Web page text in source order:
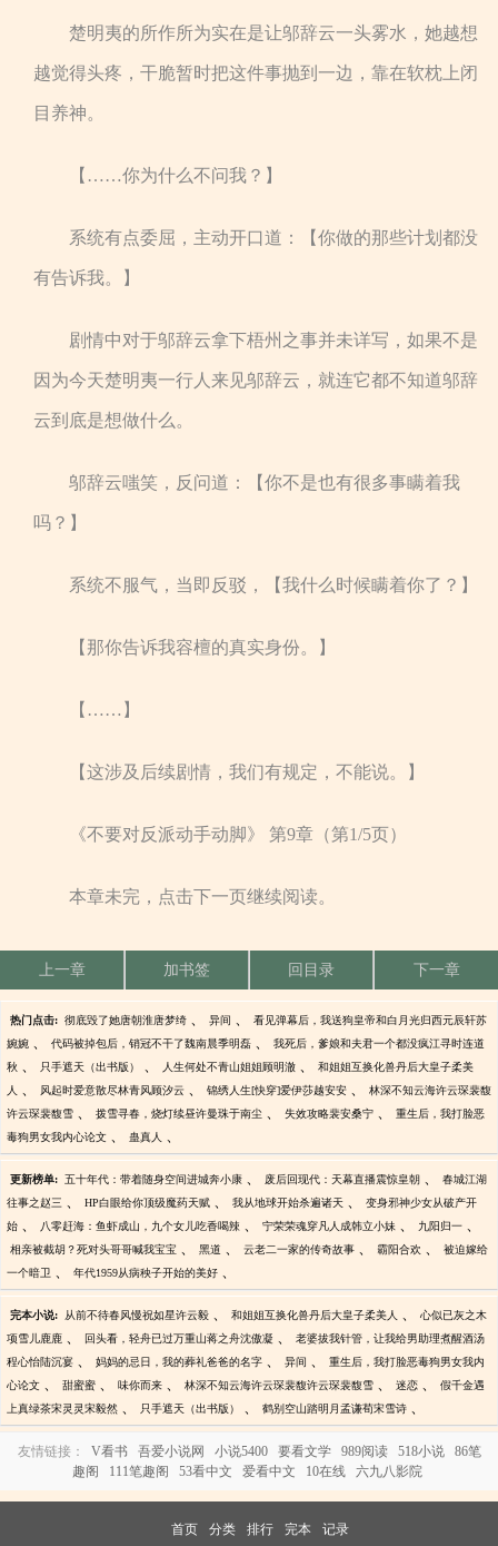
楚明夷的所作所为实在是让邬辞云一头雾水，她越想
越觉得头疼，干脆暂时把这件事抛到一边，靠在软枕上闭
目养神。
【……你为什么不问我？】
系统有点委屈，主动开口道：【你做的那些计划都没
有告诉我。】
剧情中对于邬辞云拿下梧州之事并未详写，如果不是
因为今天楚明夷一行人来见邬辞云，就连它都不知道邬辞
云到底是想做什么。
邬辞云嗤笑，反问道：【你不是也有很多事瞒着我
吗？】
系统不服气，当即反驳，【我什么时候瞒着你了？】
【那你告诉我容檀的真实身份。】
【……】
【这涉及后续剧情，我们有规定，不能说。】
《不要对反派动手动脚》 第9章（第1/5页）
本章未完，点击下一页继续阅读。
上一章 加书签 回目录 下一章
热门点击: 彻底毁了她唐朝淮唐梦绮 、 异间 、 看见弹幕后，我送狗皇帝和白月光归西元辰轩苏
婉婉 、 代码被掉包后，销冠不干了魏南晨季明磊 、 我死后，爹娘和夫君一个都没疯江寻时连道
秋 、 只手遮天（出书版） 、 人生何处不青山姐姐顾明澈 、 和姐姐互换化兽丹后大皇子柔美
人 、 风起时爱意散尽林青风顾汐云 、 锦绣人生[快穿]爱伊莎越安安 、 林深不知云海许云琛裴馥
许云琛裴馥雪 、 拨雪寻春，烧灯续昼许曼珠于南尘 、 失效攻略裴安桑宁 、 重生后，我打脸恶
毒狗男女我内心论文 、 蛊真人 、
更新榜单: 五十年代：带着随身空间进城奔小康 、 废后回现代：天幕直播震惊皇朝 、 春城江湖
往事之赵三 、 HP白眼给你顶级魔药天赋 、 我从地球开始杀遍诸天 、 变身邪神少女从破产开
始 、 八零赶海：鱼虾成山，九个女儿吃香喝辣 、 宁荣荣魂穿凡人成韩立小妹 、 九阳归一 、
相亲被截胡？死对头哥哥喊我宝宝 、 黑道 、 云老二一家的传奇故事 、 霸阳合欢 、 被迫嫁给
一个暗卫 、 年代1959从病秧子开始的美好 、
完本小说: 从前不待春风慢祝如星许云毅 、 和姐姐互换化兽丹后大皇子柔美人 、 心似已灰之木
项雪儿鹿鹿 、 回头看，轻舟已过万重山蒋之舟沈傲凝 、 老婆拔我针管，让我给男助理煮醒酒汤
程心怡陆沉宴 、 妈妈的忌日，我的葬礼爸爸的名字 、 异间 、 重生后，我打脸恶毒狗男女我内
心论文 、 甜蜜蜜 、 味你而来 、 林深不知云海许云琛裴馥许云琛裴馥雪 、 迷恋 、 假千金遇
上真绿茶宋灵灵宋毅然 、 只手遮天（出书版） 、 鹤别空山踏明月孟谦荀宋雪诗 、
友情链接： V看书 吾爱小说网 小说5400 要看文学 989阅读 518小说
86笔
趣阁
111笔趣阁 53看中文 爱看中文 10在线 六九八影院
首页 分类 排行 完本 记录